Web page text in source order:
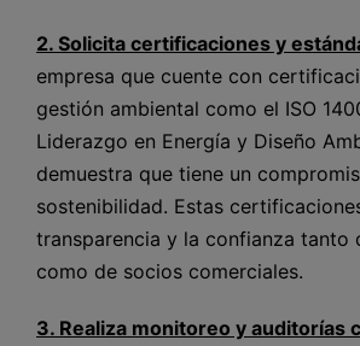
2. Solicita certificaciones y
empresa que cuente con
gestión ambiental como el ISO
Liderazgo en Energía y Diseño
demuestra que tiene un
sostenibilidad. Estas
transparencia y la confianza tanto
como de socios comerciales.
3. Realiza monitoreo y auditorías